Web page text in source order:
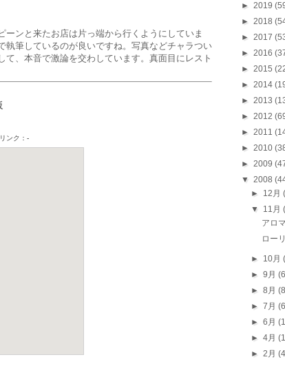
ーンと来たお店は片っ端から行くようにしていま
執筆しているのが良いですね。写真などチャラつい
て、本音で激論を交わしています。真面目にレスト
► 2019
► 2018
► 2017
► 2016
► 2015
► 2014
► 2013
► 2012
► 2011
► 2010
► 2009
▼ 2008
► 12月
▼ 11月
アロ
ロー
► 10月
►9月
►8月
►7月
►6月
►4月
►2月